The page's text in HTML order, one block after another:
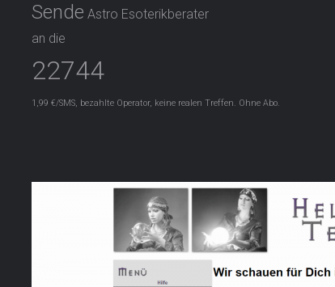
Sende Astro Esoterikberater
an die
22744
1,99 €/SMS, bezahlte Operator, keine realen Treffen. Ohne Abo.